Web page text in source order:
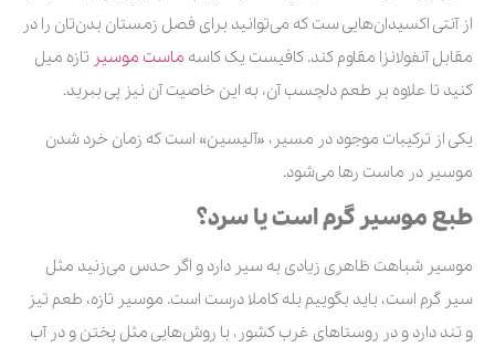
از آنتی اکسیدان‌هایی ست که می‌توانید برای فصل زمستان بدن‌تان را در
مقابل آنفولانزا مقاوم کند. کافیست یک کاسه ماست موسیر تازه میل
کنید تا علاوه بر طعم دلچسب آن، به این خاصیت آن نیز پی ببرید.
یکی از ترکیبات موجود در مسیر، «آلیسین» است که زمان خرد شدن
موسیر در ماست رها می‌شود.
طبع موسیر گرم است یا سرد؟
موسیر شباهت ظاهری زیادی به سیر دارد و اگر حدس می‌زنید مثل
سیر گرم است، باید بگوییم بله کاملا درست است. موسیر تازه، طعم تیز
و تند دارد و در روستاهای غرب کشور، با روش‌هایی مثل پختن و در آب